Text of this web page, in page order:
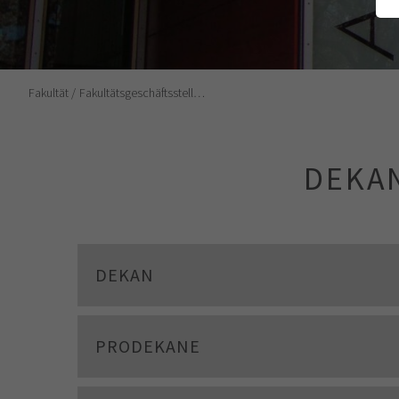
Fakultät Fakultätsgeschäftsstell…
DEKAN
PRODEKANE